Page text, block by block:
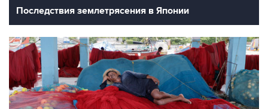
Последствия землетрясения в Японии